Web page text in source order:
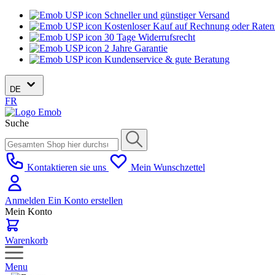
Schneller und günstiger Versand
Kostenloser Kauf auf Rechnung oder
30 Tage Widerrufsrecht
2 Jahre Garantie
Kundenservice & gute Beratung
DE
FR
Suche
Kontaktieren sie uns Mein Wunschzettel
Anmelden Ein Konto erstellen
Mein Konto
Warenkorb
Menu